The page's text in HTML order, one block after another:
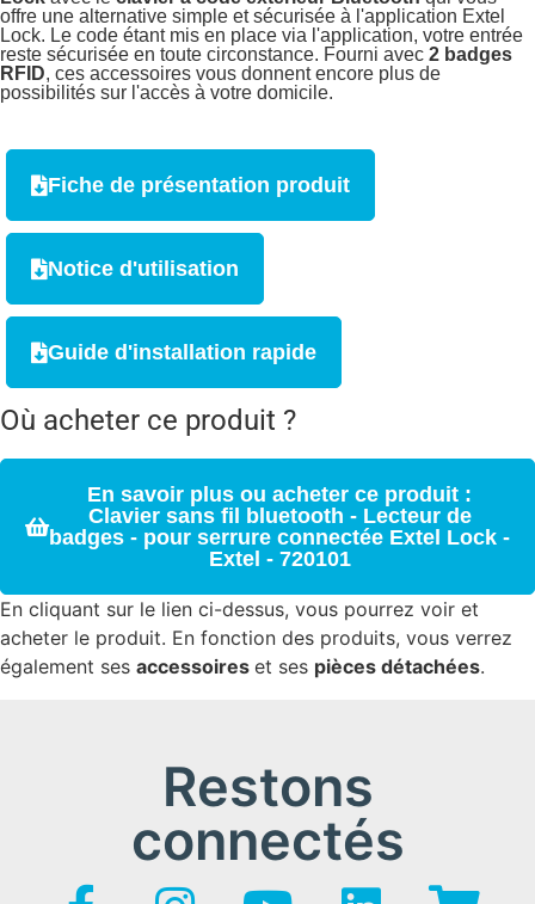
offre une alternative simple et sécurisée à l'application Extel
Lock. Le code étant mis en place via l'application, votre entrée
reste sécurisée en toute circonstance. Fourni avec 2 badges
RFID, ces accessoires vous donnent encore plus de
possibilités sur l'accès à votre domicile.
Fiche de présentation produit
Notice d'utilisation
Guide d'installation rapide
Où acheter ce produit ?
En savoir plus ou acheter ce produit :
Clavier sans fil bluetooth - Lecteur de
badges - pour serrure connectée Extel Lock -
Extel - 720101
En cliquant sur le lien ci-dessus, vous pourrez voir et
acheter le produit. En fonction des produits, vous verrez
également ses accessoires et ses pièces détachées.
Restons
connectés